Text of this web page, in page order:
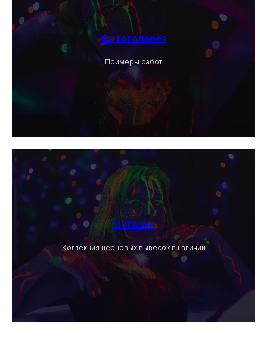
Фотогалерея
Примеры работ
Магазин
Коллекция неоновых вывесок в наличии